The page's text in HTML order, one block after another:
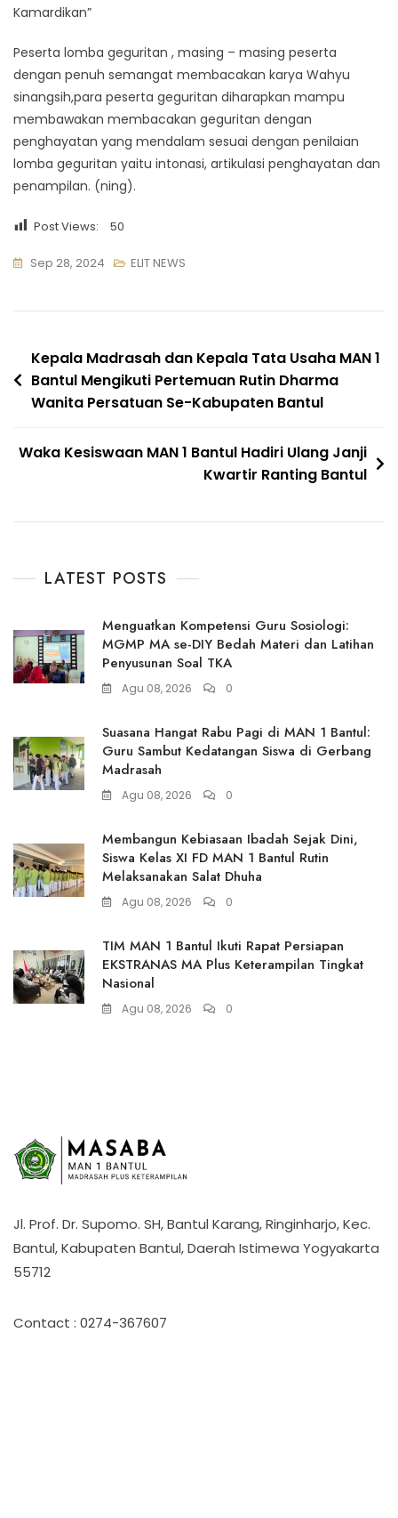
Kamardikan”
Peserta lomba geguritan , masing – masing peserta
dengan penuh semangat membacakan karya Wahyu
sinangsih,para peserta geguritan diharapkan mampu
membawakan membacakan geguritan dengan
penghayatan yang mendalam sesuai dengan penilaian
lomba geguritan yaitu intonasi, artikulasi penghayatan dan
penampilan. (ning).
Post Views: 50
Sep 28, 2024 ELIT NEWS
Navigasi
pos
Kepala Madrasah dan Kepala Tata Usaha MAN 1
Bantul Mengikuti Pertemuan Rutin Dharma
Wanita Persatuan Se-Kabupaten Bantul
Waka Kesiswaan MAN 1 Bantul Hadiri Ulang Janji
Kwartir Ranting Bantul
LATEST POSTS
Menguatkan Kompetensi Guru Sosiologi:
MGMP MA se-DIY Bedah Materi dan Latihan
Penyusunan Soal TKA
Agu 08, 2026 0
Suasana Hangat Rabu Pagi di MAN 1 Bantul:
Guru Sambut Kedatangan Siswa di Gerbang
Madrasah
Agu 08, 2026 0
Membangun Kebiasaan Ibadah Sejak Dini,
Siswa Kelas XI FD MAN 1 Bantul Rutin
Melaksanakan Salat Dhuha
Agu 08, 2026 0
TIM MAN 1 Bantul Ikuti Rapat Persiapan
EKSTRANAS MA Plus Keterampilan Tingkat
Nasional
Agu 08, 2026 0
Jl. Prof. Dr. Supomo. SH, Bantul Karang, Ringinharjo, Kec.
Bantul, Kabupaten Bantul, Daerah Istimewa Yogyakarta
55712
Contact : 0274-367607